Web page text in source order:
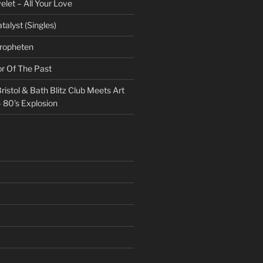
– All Your Love
(Singles)
Of The Past
& Bath Blitz Club Meets Art
Explosion